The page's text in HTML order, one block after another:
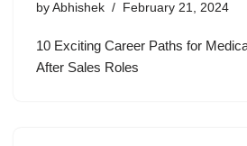
by Abhishek February 21, 2024
10 Exciting Career Paths for
After Sales Roles